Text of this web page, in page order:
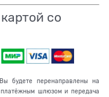
со
будете перенаправлены на
шлюзом и передача